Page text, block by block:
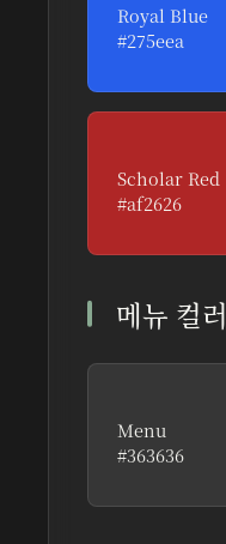
Royal Blue
#275eea
Scholar Red
#af2626
색
메뉴 컬러
Menu
#363636